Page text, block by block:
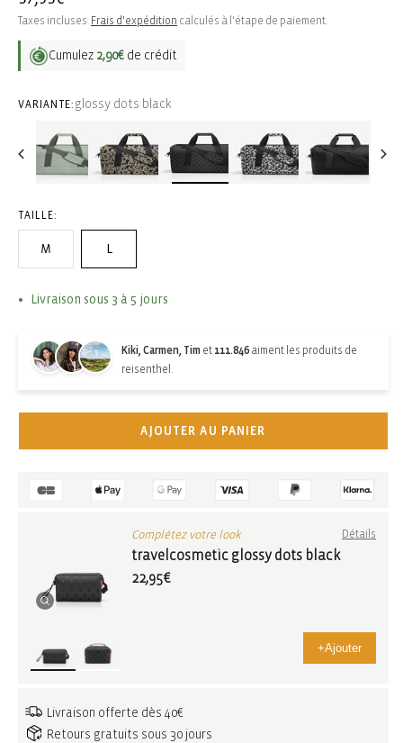
habituel
Taxes incluses. Frais d'expédition calculés à l'étape de paiement.
Cumulez 2,90€ de crédit
VARIANTE: glossy dots black
TAILLE:
M L
Livraison sous 3 à 5 jours
Kiki, Carmen, Tim et 111.846 aiment les produits de
reisenthel.
AJOUTER AU PANIER
Complétez votre look Détails
travelcosmetic glossy dots black
22,95€
+Ajouter
Livraison offerte dès 40€
Retours gratuits sous 30 jours